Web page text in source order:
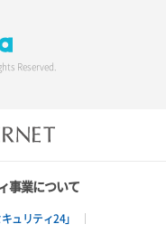
Reserved.
事業について
ュリティ24」